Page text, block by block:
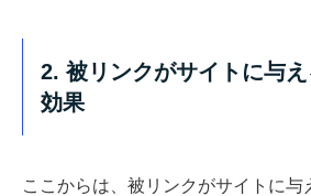
2. 被リンクがサイトに与
効果
ここからは、被リンクがサイトに与